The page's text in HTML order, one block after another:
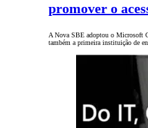
promover o
A Nova SBE adoptou o Microsoft
também a primeira instituição de